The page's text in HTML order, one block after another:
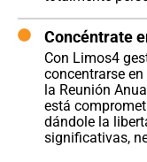
Concéntrate
Con Limos4
concentrarse
la Reunión
está
dándole la
significativas,